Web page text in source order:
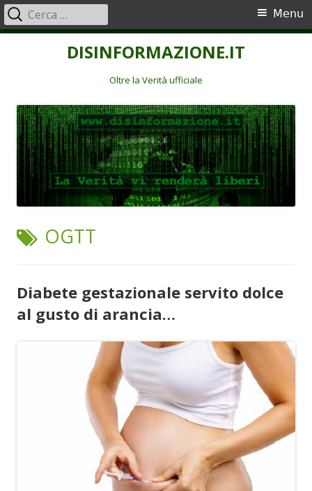
DISINFORMAZIONE.IT
Oltre la Verità ufficiale
Menu
principale
Menu
Ricerca
per:
TAG:
OGTT
Diabete gestazionale servito dolce
al gusto di arancia…